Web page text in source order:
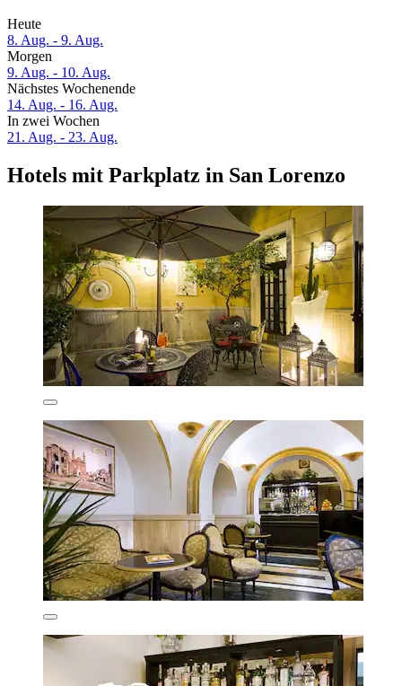
Heute
8. Aug. - 9. Aug.
Morgen
9. Aug. - 10. Aug.
Nächstes Wochenende
14. Aug. - 16. Aug.
In zwei Wochen
21. Aug. - 23. Aug.
Hotels mit Parkplatz in San Lorenzo